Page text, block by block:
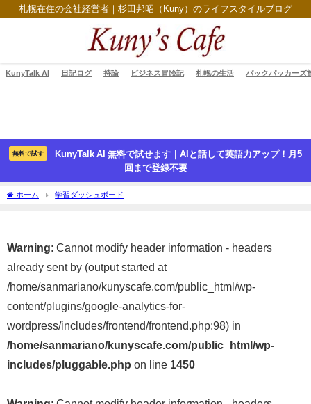
札幌在住の会社経営者｜杉田邦昭（Kuny）のライフスタイルブログ
KunyTalk AI 日記ログ 持論 ビジネス冒険記 札幌の生活 バックパッカーズ
無料で試す
KunyTalk AI 無料で試せます｜AIと話して英語力アップ！月5
回まで登録不要
ホーム 学習ダッシュボード
Warning: Cannot modify header information - headers
already sent by (output started at
/home/sanmariano/kunyscafe.com/public_html/wp-
content/plugins/google-analytics-for-
wordpress/includes/frontend/frontend.php:98) in
/home/sanmariano/kunyscafe.com/public_html/wp-
includes/pluggable.php on line 1450